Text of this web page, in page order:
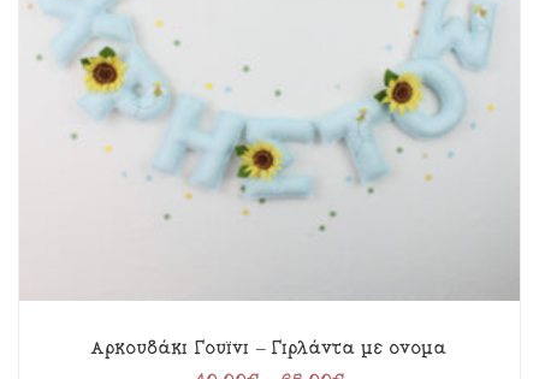
Αρκουδάκι Γουϊνι – Γιρλάντα με όνομα